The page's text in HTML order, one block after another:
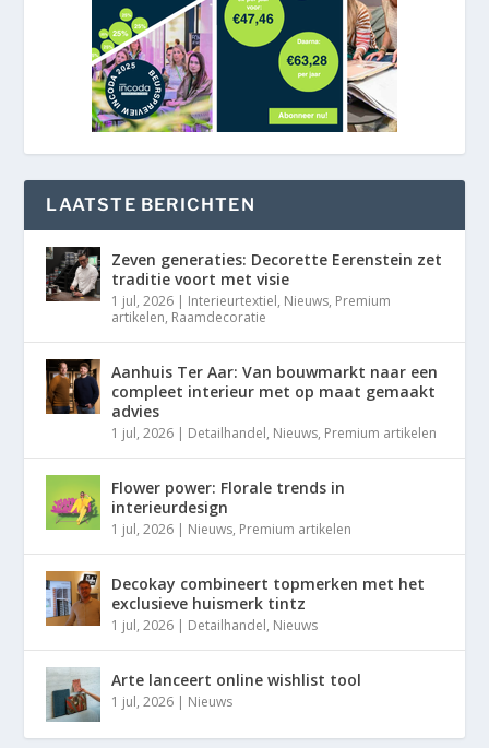
LAATSTE BERICHTEN
Zeven generaties: Decorette Eerenstein zet
traditie voort met visie
1 jul, 2026 | Interieurtextiel, Nieuws, Premium
artikelen, Raamdecoratie
Aanhuis Ter Aar: Van bouwmarkt naar een
compleet interieur met op maat gemaakt
advies
1 jul, 2026 | Detailhandel, Nieuws, Premium artikelen
Flower power: Florale trends in
interieurdesign
1 jul, 2026 | Nieuws, Premium artikelen
Decokay combineert topmerken met het
exclusieve huismerk tintz
1 jul, 2026 | Detailhandel, Nieuws
Arte lanceert online wishlist tool
1 jul, 2026 | Nieuws